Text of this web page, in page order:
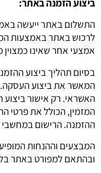
ביצוע הזמנה באתר:
התשלום באתר ייעשה
לרכוש באתר באמצעות
אמצעי אחר שאינו
בסיום תהליך ביצוע
המאשר את ביצוע
האשראי. רק אישור
המזמין, הכולל את פרטי
ההזמנה. הרישום במחשבי
המבצעים וההנחות
ובהתאם למפורט באתר